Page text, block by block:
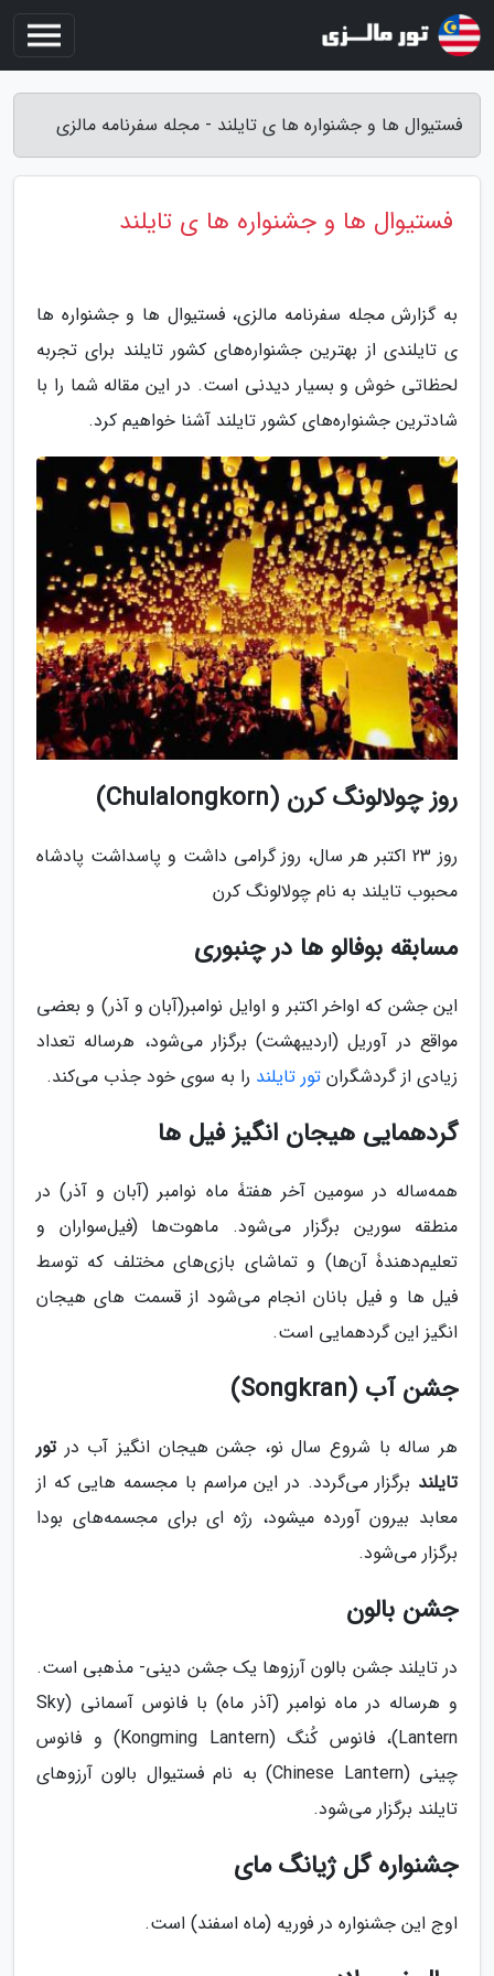
فستیوال ها و جشنواره ها ی تایلند - مجله سفرنامه مالزی
فستیوال ها و جشنواره ها ی تایلند
به گزارش مجله سفرنامه مالزی، فستیوال ها و جشنواره ها
ی تایلندی از بهترین جشنواره‌های کشور تایلند برای تجربه
لحظاتی خوش و بسیار دیدنی است. در این مقاله شما را با
شادترین جشنواره‌های کشور تایلند آشنا خواهیم کرد.
روز چولالونگ کرن (Chulalongkorn)
روز 23 اکتبر هر سال، روز گرامی داشت و پاسداشت پادشاه
محبوب تایلند به نام چولالونگ کرن
مسابقه بوفالو ها در چنبوری
این جشن که اواخر اکتبر و اوایل نوامبر(آبان و آذر) و بعضی
مواقع در آوریل (اردیبهشت) برگزار می‌شود، هرساله تعداد
زیادی از گردشگران تور تایلند را به سوی خود جذب می‌کند.
گردهمایی هیجان انگیز فیل ها
همه‌ساله در سومین آخر هفتۀ ماه نوامبر (آبان و آذر) در
منطقه سورین برگزار می‌شود. ماهوت‌ها (فیل‌سواران و
تعلیم‌دهندۀ آن‌ها) و تماشای بازی‌های مختلف که توسط
فیل ها و فیل بانان انجام می‌شود از قسمت های هیجان
انگیز این گردهمایی است.
جشن آب (Songkran)
هر ‌ساله با شروع سال نو، جشن هیجان انگیز آب درتور
تایلند برگزار می‌گردد. در این مراسم با مجسمه هایی که از
معابد بیرون آورده میشود، رژه ای برای مجسمه‌های بودا
برگزار می‌شود.
جشن بالون
در تایلند جشن بالون آرزوها یک جشن دینی- مذهبی است.
و هرساله در ماه نوامبر (آذر ماه) با فانوس آسمانی (Sky
Lantern)، فانوس کُنگ (Kongming Lantern) و فانوس
چینی (Chinese Lantern) به نام فستیوال بالون آرزوهای
تایلند برگزار می‌شود.
جشنواره گل ژیانگ مای
اوج این جشنواره در فوریه (ماه اسفند) است.